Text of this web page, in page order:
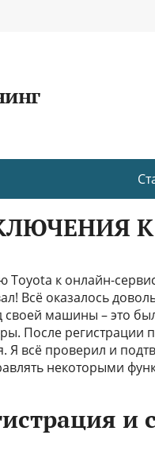
К
к онлайн-
Всё оказалось
своей машины – это
После регистрации
всё проверил и
некоторыми
и